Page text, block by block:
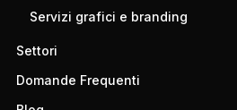
Servizi grafici e branding
Settori
Domande Frequenti